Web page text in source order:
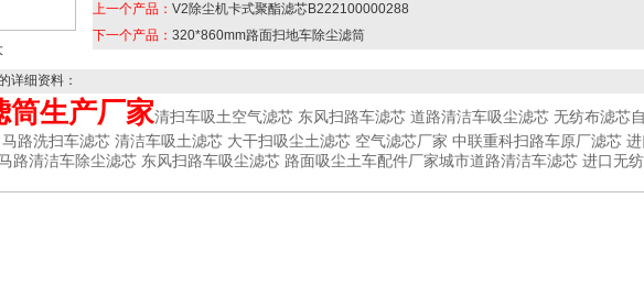
上一个产品： V2除尘机卡式聚酯滤芯B222100000288
下一个产品： 320*860mm路面扫地车除尘滤筒
详细资料：
筒生产厂家清扫车吸土空气滤芯 东风扫路车滤芯 道路清洁车吸尘滤芯 无纺布滤芯
路洗扫车滤芯 清洁车吸土滤芯 大干扫吸尘土滤芯 空气滤芯厂家 中联重科扫路车原厂滤芯
路清洁车除尘滤芯 东风扫路车吸尘滤芯 路面吸尘土车配件厂家城市道路清洁车滤芯 进口无